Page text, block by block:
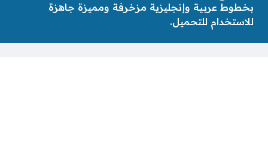
بخطوط عربية وإنجليزية مزخرفة ومميزة جاهزة
للاستخدام للتحميل.